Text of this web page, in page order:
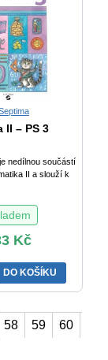
II – PS 3
nedílnou součástí
II a slouží k
Kč
DO KOŠÍKU
58 59
60